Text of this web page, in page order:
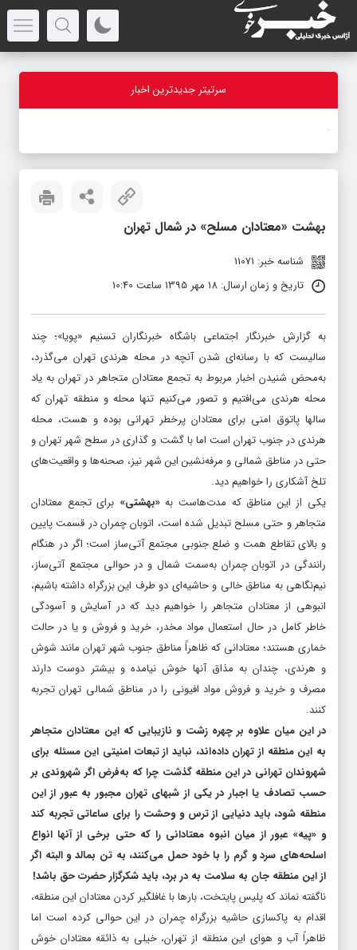
سرتیتر جدیدترین اخبار
-
بهشت «معتادان مسلح» در شمال تهران
شناسه خبر: 11071
تاریخ و زمان ارسال: 18 مهر 1395 ساعت 10:40
به گزارش خبرنگار اجتماعی باشگاه خبرنگاران تسنیم «پویا»؛ چند
سالیست که با رسانه‌ای شدن آنچه در محله هرندی تهران می‌گذرد،
به‌محض شنیدن اخبار مربوط به تجمع معتادان متجاهر در تهران به یاد
محله هرندی می‌افتیم و تصور می‌کنیم تنها محله و منطقه تهران که
سالها پاتوق امنی برای معتادان پرخطر تهرانی بوده و هست، محله
هرندی در جنوب تهران است اما با گشت و گذاری در سطح شهر تهران و
حتی در مناطق شمالی و مرفه‌نشین این شهر نیز، صحنه‌ها و واقعیت‌های
تلخ آشکاری را خواهیم دید.
یکی از این مناطق که مدت‌هاست به«بهشتی» برای تجمع معتادان
متجاهر و حتی مسلح تبدیل شده است، اتوبان چمران در قسمت پایین
و بالای تقاطع همت و ضلع جنوبی مجتمع آتی‌ساز است؛ اگر در هنگام
رانندگی در اتوبان چمران به‌سمت شمال و در حوالی مجتمع آتی‌ساز،
نیم‌نگاهی به مناطق خالی و حاشیه‌ای دو طرف این بزرگراه داشته باشیم،
انبوهی از معتادان متجاهر را خواهیم دید که در آسایش و آسودگی
خاطر کامل در حال استعمال مواد مخدر، خرید و فروش و یا در حالت
خماری هستند؛ معتادانی که ظاهراً مناطق جنوب شهر تهران مانند شوش
و هرندی، چندان به مذاق آنها خوش نیامده و بیشتر دوست دارند
مصرف و خرید و فروش مواد افیونی را در مناطق شمالی تهران تجربه
کنند.
در این میان علاوه بر چهره زشت و نازیبایی که این معتادان متجاهر
به این منطقه از تهران داده‌اند، نباید از تبعات امنیتی این مسئله برای
شهروندان تهرانی در این منطقه گذشت چرا که به‌فرض اگر شهروندی بر
حسب تصادف یا اجبار در یکی از شبهای تهران مجبور به عبور از این
منطقه شود، باید دنیایی از ترس و وحشت را برای ساعاتی تجربه کند
و «پیه» عبور از میان انبوه معتادانی را که حتی برخی از آنها انواع
اسلحه‌های سرد و گرم را با خود حمل می‌کنند، به تن بمالد و البته اگر
از این منطقه جان به سلامت به در برد، باید شکرگزار حضرت حق باشد!
ناگفته نماند که پلیس پایتخت، بارها با غافلگیر کردن معتادان این منطقه،
اقدام به پاکسازی حاشیه بزرگراه چمران در این حوالی کرده است اما
ظاهراً آب و هوای این منطقه از تهران، خیلی به ذائقه معتادان خوش